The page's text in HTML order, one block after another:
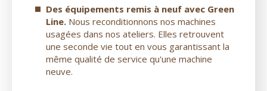
Des équipements remis à neuf avec Green
Line. Nous reconditionnons nos machines
usagées dans nos ateliers. Elles retrouvent
une seconde vie tout en vous garantissant la
même qualité de service qu'une machine
neuve.